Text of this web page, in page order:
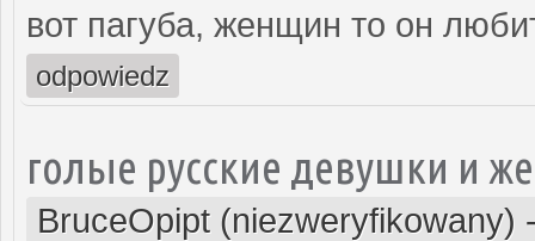
вот пагуба, женщин то он
odpowiedz
голые русские девушки и
BruceOpipt (niezweryfikowany)